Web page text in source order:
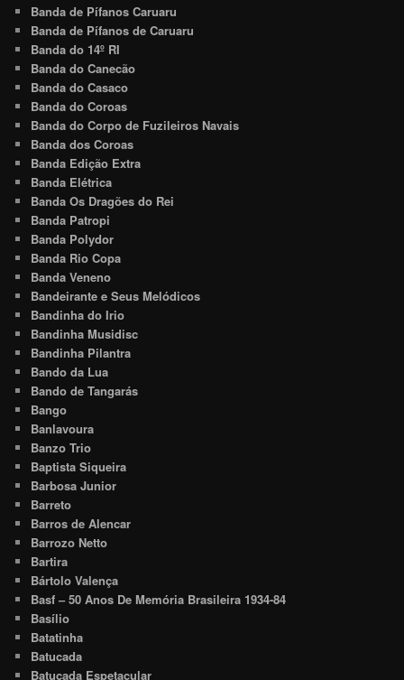
Banda de Pífanos Caruaru
Banda de Pífanos de Caruaru
Banda do 14º RI
Banda do Canecão
Banda do Casaco
Banda do Coroas
Banda do Corpo de Fuzileiros Navais
Banda dos Coroas
Banda Edição Extra
Banda Elétrica
Banda Os Dragões do Rei
Banda Patropi
Banda Polydor
Banda Rio Copa
Banda Veneno
Bandeirante e Seus Melódicos
Bandinha do Irio
Bandinha Musidisc
Bandinha Pilantra
Bando da Lua
Bando de Tangarás
Bango
Banlavoura
Banzo Trio
Baptista Siqueira
Barbosa Junior
Barreto
Barros de Alencar
Barrozo Netto
Bartira
Bártolo Valença
Basf – 50 Anos De Memória Brasileira 1934-84
Basílio
Batatinha
Batucada
Batucada Espetacular